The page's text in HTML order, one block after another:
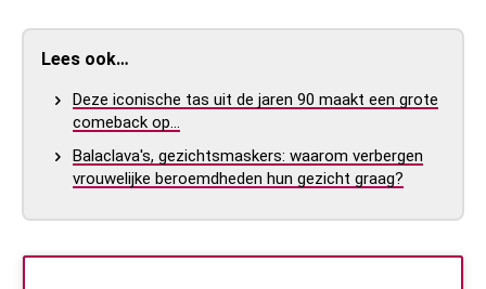
Lees ook…
Deze iconische tas uit de jaren 90 maakt een grote
comeback op…
Balaclava's, gezichtsmaskers: waarom verbergen
vrouwelijke beroemdheden hun gezicht graag?